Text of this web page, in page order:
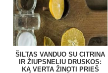
ŠILTAS VANDUO SU CITRINA
IR ŽIUPSNELIU DRUSKOS:
KĄ VERTA ŽINOTI PRIEŠ